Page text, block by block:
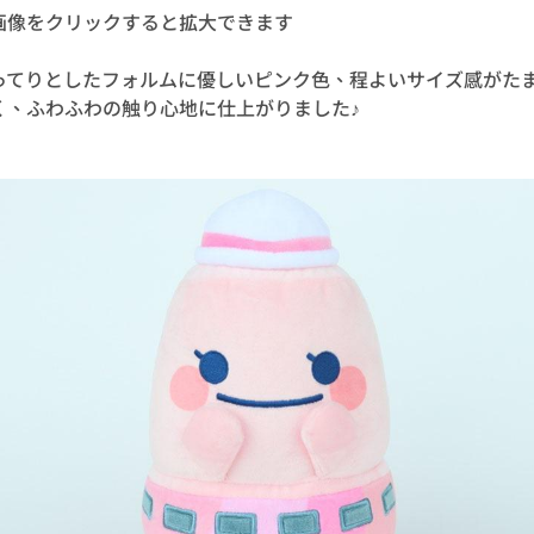
をクリックすると拡大できます
てりとしたフォルムに優しいピンク色、程よいサイズ感がた
、ふわふわの触り心地に仕上がりました♪